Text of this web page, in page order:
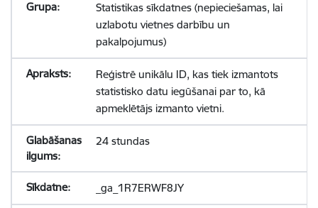
Statistikas sīkdatnes (nepieciešamas, lai
uzlabotu vietnes darbību un
pakalpojumus)
Reģistrē unikālu ID, kas tiek izmantots
statistisko datu iegūšanai par to, kā
apmeklētājs izmanto vietni.
24 stundas
_ga_1R7ERWF8JY